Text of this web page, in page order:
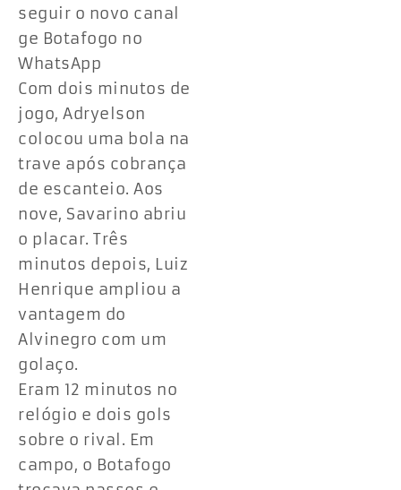
seguir o novo canal
ge Botafogo no
WhatsApp
Com dois minutos de
jogo, Adryelson
colocou uma bola na
trave após cobrança
de escanteio. Aos
nove, Savarino abriu
o placar. Três
minutos depois, Luiz
Henrique ampliou a
vantagem do
Alvinegro com um
golaço.
Eram 12 minutos no
relógio e dois gols
sobre o rival. Em
campo, o Botafogo